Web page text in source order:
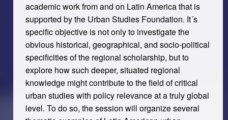
academic work from and on Latin America that is
supported by the Urban Studies Foundation. It´s
specific objective is not only to investigate the
obvious historical, geographical, and socio-political
specificities of the regional scholarship, but to
explore how such deeper, situated regional
knowledge might contribute to the field of critical
urban studies with policy relevance at a truly global
level. To do so, the session will organize several